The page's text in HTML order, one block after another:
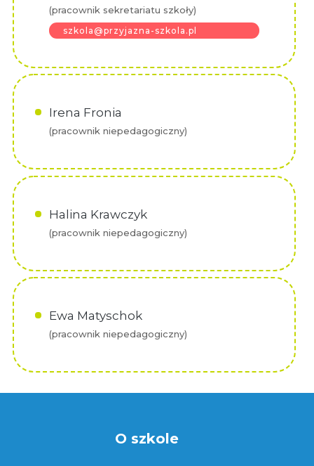
(pracownik sekretariatu szkoły)
szkola@przyjazna-szkola.pl
Irena Fronia
(pracownik niepedagogiczny)
Halina Krawczyk
(pracownik niepedagogiczny)
Ewa Matyschok
(pracownik niepedagogiczny)
O szkole